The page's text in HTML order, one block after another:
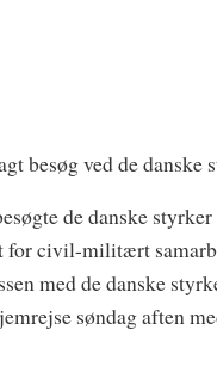
besøg ved de danske
de danske
for civil-militært
med de danske
søndag aften